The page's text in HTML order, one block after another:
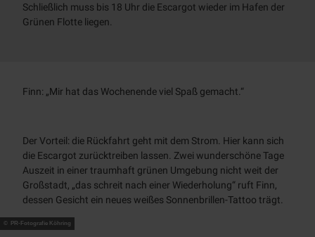
Schließlich muss bis 18 Uhr die Escargot wieder im Hafen der
Grünen Flotte liegen.
Finn: „Mir hat das Wochenende viel Spaß gemacht.“
Der Vorteil: die Rückfahrt geht mit dem Strom. Hier kann sich
die Escargot zurücktreiben lassen. Zwei wunderschöne Tage
Auszeit in einer traumhaft grünen Umgebung nicht weit der
Großstadt, „das schreit nach einer Wiederholung“ ruft Finn,
dessen Gesicht ein neues weißes Sonnenbrillen-Tattoo trägt.
© PR-Fotografie Köhring